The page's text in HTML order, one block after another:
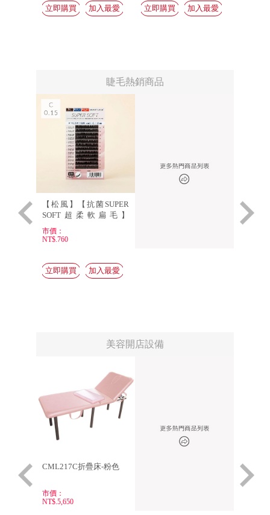
睫毛熱銷商品
蜜
～
【松風】【抗菌SUPER
SOFT超柔軟扁毛】
C0.15×9mm
市價：
NT$.760
【松風
嫁接鑷
美容開店設備
紋棕色 CML217C折疊床-粉色
市價：
NT$.5,650
體壓分
白色